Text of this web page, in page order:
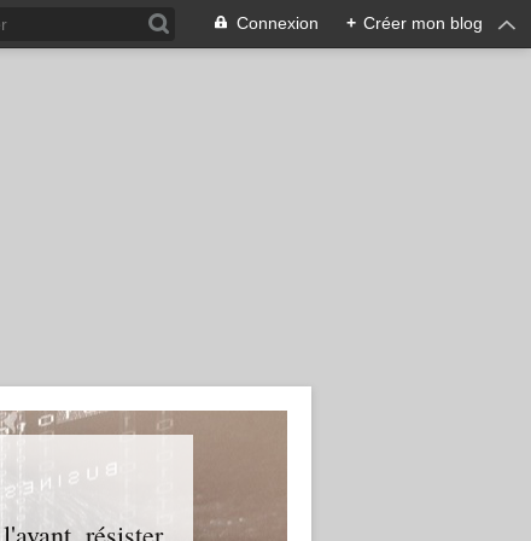
Connexion + Créer mon blog